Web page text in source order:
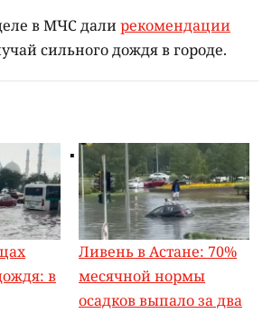
в МЧС далирекомендации
сильного дождя в городе.
в
Ливень в Астане: 70%
месячной нормы
осадков выпало за два